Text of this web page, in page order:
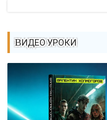
ВИДЕО УРОКИ